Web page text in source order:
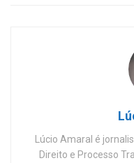
Lúcio Amaral é
Direito e Processo